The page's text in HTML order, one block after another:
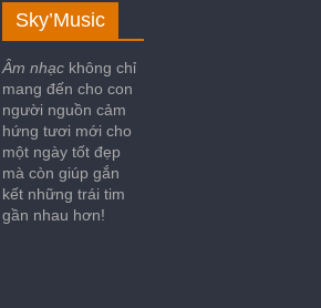
Sky’Music
Âm nhạc không chỉ
mang đến cho con
người nguồn cảm
hứng tươi mới cho
một ngày tốt đẹp
mà còn giúp gắn
kết những trái tim
gần nhau hơn!